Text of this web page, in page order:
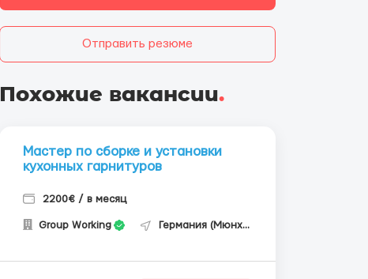
Отправить резюме
Похожие вакансии.
Мастер по сборке и установки
кухонных гарнитуров
2200€ / в месяц
Group Working Германия (Мюнхен)